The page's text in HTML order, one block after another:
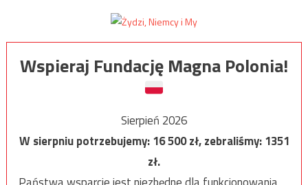
Wspieraj Fundację Magna Polonia!
Sierpień 2026
W sierpniu potrzebujemy:16 500zł, zebraliśmy:1351
zł.